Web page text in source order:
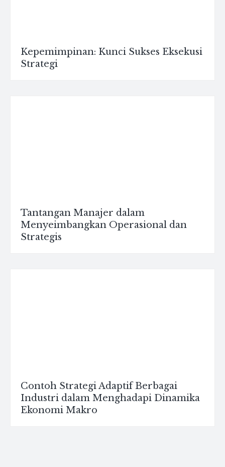
Kepemimpinan: Kunci Sukses Eksekusi
Strategi
Tantangan Manajer dalam
Menyeimbangkan Operasional dan
Strategis
Contoh Strategi Adaptif Berbagai
Industri dalam Menghadapi Dinamika
Ekonomi Makro